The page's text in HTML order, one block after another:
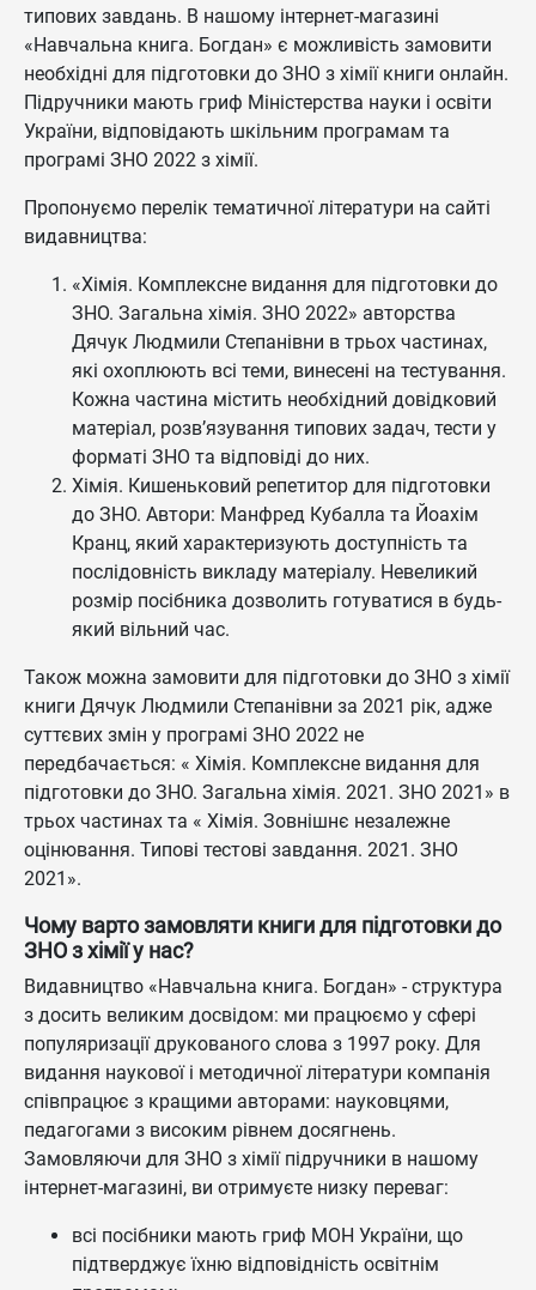
типових завдань. В нашому інтернет-магазині
«Навчальна книга. Богдан» є можливість замовити
необхідні для підготовки до ЗНО з хімії книги онлайн.
Підручники мають гриф Міністерства науки і освіти
України, відповідають шкільним програмам та
програмі ЗНО 2022 з хімії.
Пропонуємо перелік тематичної літератури на сайті
видавництва:
«Хімія. Комплексне видання для підготовки до
ЗНО. Загальна хімія. ЗНО 2022» авторства
Дячук Людмили Степанівни в трьох частинах,
які охоплюють всі теми, винесені на тестування.
Кожна частина містить необхідний довідковий
матеріал, розв’язування типових задач, тести у
форматі ЗНО та відповіді до них.
Хімія. Кишеньковий репетитор для підготовки
до ЗНО. Автори: Манфред Кубалла та Йоахім
Кранц, який характеризують доступність та
послідовність викладу матеріалу. Невеликий
розмір посібника дозволить готуватися в будь-
який вільний час.
Також можна замовити для підготовки до ЗНО з хімії
книги Дячук Людмили Степанівни за 2021 рік, адже
суттєвих змін у програмі ЗНО 2022 не
передбачається: « Хімія. Комплексне видання для
підготовки до ЗНО. Загальна хімія. 2021. ЗНО 2021» в
трьох частинах та « Хімія. Зовнішнє незалежне
оцінювання. Типові тестові завдання. 2021. ЗНО
2021».
Чому варто замовляти книги для підготовки до
ЗНО з хімії у нас?
Видавництво «Навчальна книга. Богдан» - структура
з досить великим досвідом: ми працюємо у сфері
популяризації друкованого слова з 1997 року. Для
видання наукової і методичної літератури компанія
співпрацює з кращими авторами: науковцями,
педагогами з високим рівнем досягнень.
Замовляючи для ЗНО з хімії підручники в нашому
інтернет-магазині, ви отримуєте низку переваг:
всі посібники мають гриф МОН України, що
підтверджує їхню відповідність освітнім